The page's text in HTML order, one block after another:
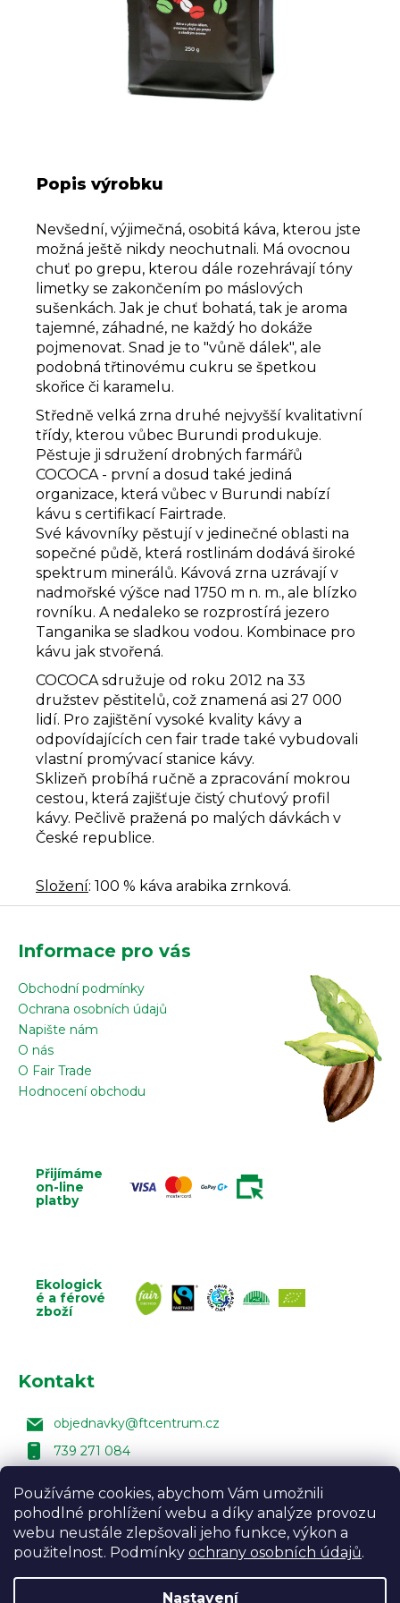
Používáme cookies, abychom Vám umožnili
pohodlné prohlížení webu a díky analýze provozu
webu neustále zlepšovali jeho funkce, výkon a
použitelnost. Podmínky ochrany osobních údajů.
Nastavení
Popis výrobku
Nevšední, výjimečná, osobitá káva, kterou jste
možná ještě nikdy neochutnali. Má ovocnou
chuť po grepu, kterou dále rozehrávají tóny
limetky se zakončením po máslových
sušenkách. Jak je chuť bohatá, tak je aroma
tajemné, záhadné, ne každý ho dokáže
pojmenovat. Snad je to "vůně dálek", ale
podobná třtinovému cukru se špetkou
skořice či karamelu.
Středně velká zrna druhé nejvyšší kvalitativní
třídy, kterou vůbec Burundi produkuje.
Pěstuje ji sdružení drobných farmářů
COCOCA - první a dosud také jediná
organizace, která vůbec v Burundi nabízí
kávu s certifikací Fairtrade.
Své kávovníky pěstují v jedinečné oblasti na
sopečné půdě, která rostlinám dodává široké
spektrum minerálů. Kávová zrna uzrávají v
nadmořské výšce nad 1750 m n. m., ale blízko
rovníku. A nedaleko se rozprostírá jezero
Tanganika se sladkou vodou. Kombinace pro
kávu jak stvořená.
COCOCA sdružuje od roku 2012 na 33
družstev pěstitelů, což znamená asi 27 000
lidí. Pro zajištění vysoké kvality kávy a
odpovídajících cen fair trade také vybudovali
vlastní promývací stanice kávy.
Sklizeň probíhá ručně a zpracování mokrou
cestou, která zajišťuje čistý chuťový profil
kávy. Pečlivě pražená po malých dávkách v
České republice.
Složení: 100 % káva arabika zrnková.
Informace pro vás
Obchodní podmínky
Ochrana osobních údajů
Napište nám
O nás
O Fair Trade
Hodnocení obchodu
Přijímáme
on-line
platby
Ekologick
é a férové
zboží
Kontakt
objednavky@ftcentrum.cz
739 271 084
FairTradeCentrumcz